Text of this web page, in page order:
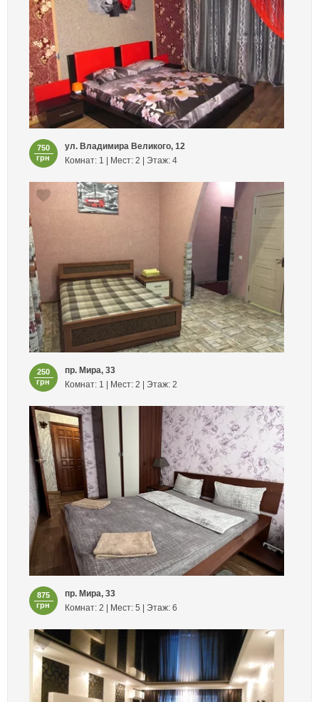
750
грн
ул. Владимира Великого, 12
Комнат: 1 | Мест: 2 | Этаж: 4
250
грн
пр. Мира, 33
Комнат: 1 | Мест: 2 | Этаж: 2
875
грн
пр. Мира, 33
Комнат: 2 | Мест: 5 | Этаж: 6